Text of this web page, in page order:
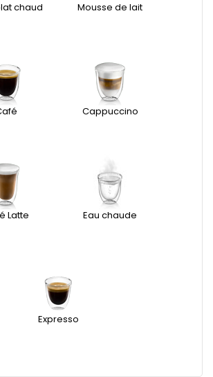
chaud Mousse de lait
Cappuccino
Latte Eau chaude
Expresso